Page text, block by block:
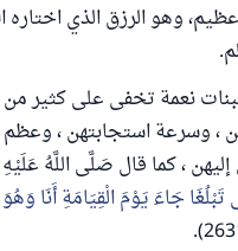
وهو الرزق الذي اختاره
نعمة تخفى على كثير من
، وسرعة استجابتهن ، وعظم
، كما قال صَلَّى اللَّهُ
جَاءَ يَوْمَ الْقِيَامَةِ أَنَا